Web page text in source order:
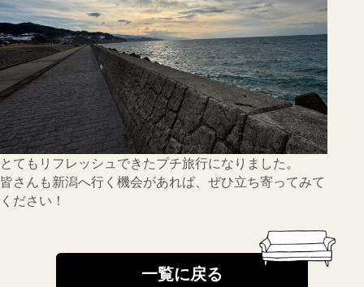
とてもリフレッシュできたプチ旅行になりました。
皆さんも新潟へ行く機会があれば、ぜひ立ち寄ってみて
ください！
一覧に戻る